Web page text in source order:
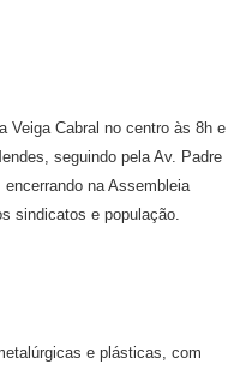
Veiga Cabral no centro às 8h e
seguindo pela Av. Padre
na Assembleia
sindicatos e população.
e plásticas, com